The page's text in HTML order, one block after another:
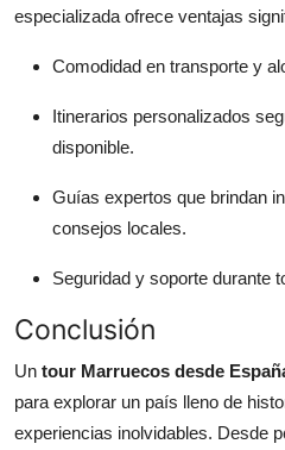
especializada ofrece ventajas
Comodidad en transporte y
Itinerarios personalizados
disponible.
Guías expertos que brindan
consejos locales.
Seguridad y soporte durante
Conclusión
Un tour Marruecos desde
para explorar un país lleno de
experiencias inolvidables. Desde